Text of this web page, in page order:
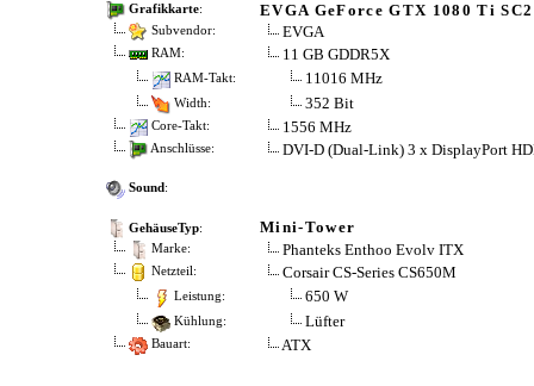
Grafikkarte: EVGA GeForce GTX 1080 Ti
Subvendor: EVGA
RAM: 11 GB GDDR5X
RAM-Takt: 11016 MHz
Width: 352 Bit
Core-Takt: 1556 MHz
Anschlüsse: DVI-D (Dual-Link) 3 x DisplayPort
Sound:
GehäuseTyp: Mini-Tower
Marke: Phanteks Enthoo Evolv ITX
Netzteil: Corsair CS-Series CS650M
Leistung: 650 W
Kühlung: Lüfter
Bauart: ATX